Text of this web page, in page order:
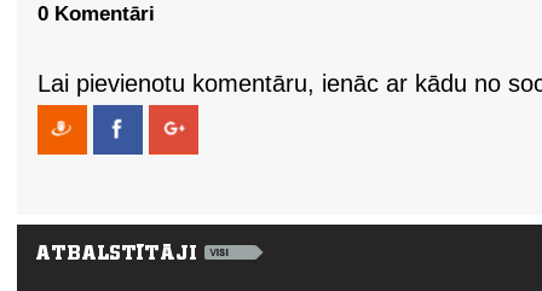
0 Komentāri
Lai pievienotu komentāru, ienāc ar kādu no